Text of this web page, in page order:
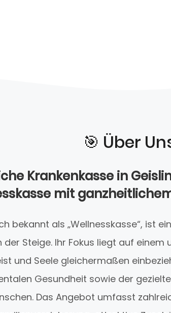
🎯️ Über
Krankenkasse in
mit
bekannt als „Wellnesskasse“, ist
der Steige. Ihr Fokus liegt auf
und Seele gleichermaßen
Gesundheit sowie der
Das Angebot umfasst